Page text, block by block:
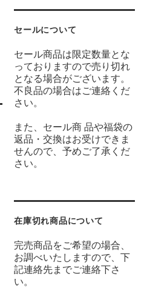
セールについて
セール商品は限定数量とな
っておりますので売り切れ
となる場合がございます。
不良品の場合はご連絡くだ
さい。
また、セール商 品や福袋の
返品・交換はお受けできま
せんので、予めご了承くだ
さい。
在庫切れ商品について
完売商品をご希望の場合、
お調べいたしますので、下
記連絡先までご連絡下さ
い。